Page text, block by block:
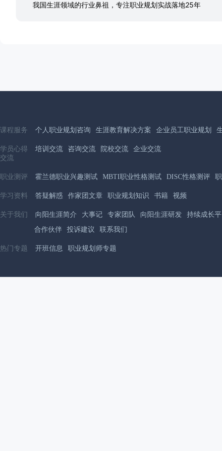
我国生涯领域的行业鼻祖，专注职业规划实战落地25年
课程服务 个人职业规划咨询 生涯教育解决方案 企业员工职业规划
学员心得
交流
培训交流 咨询交流 院校交流 企业交流
职业测评 霍兰德职业兴趣测试 MBTI职业性格测试 DISC性格测评
学习资料 答疑解惑 作家团文章 职业规划知识 书籍 视频
关于我们 向阳生涯简介 大事记 专家团队 向阳生涯研发
持续成长
合作伙伴
投诉建议 联系我们
热门专题 开班信息 职业规划师专题